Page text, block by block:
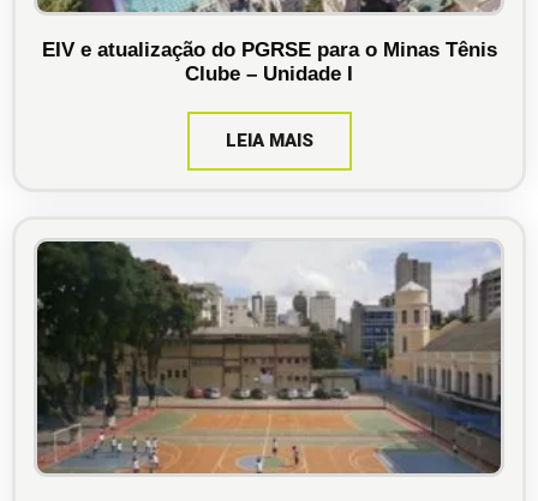
EIV e atualização do PGRSE para o Minas Tênis
Clube – Unidade I
LEIA MAIS